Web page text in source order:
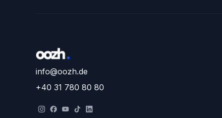
info@oozh.de
+40 31 780 80 80